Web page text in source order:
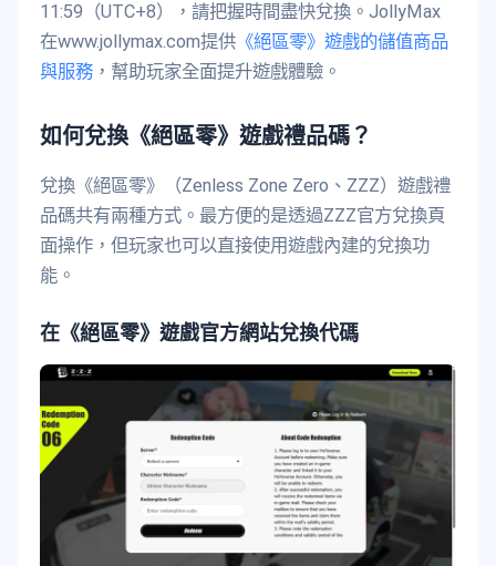
11:59（UTC+8），請把握時間盡快兌換。JollyMax
在www.jollymax.com提供 《絕區零》遊戲的儲值商品
與服務 ，幫助玩家全面提升遊戲體驗。
如何兌換《絕區零》遊戲禮品碼？
兌換《絕區零》（Zenless Zone Zero、ZZZ）遊戲禮
品碼共有兩種方式。最方便的是透過ZZZ官方兌換頁
面操作，但玩家也可以直接使用遊戲內建的兌換功
能。
在《絕區零》遊戲官方網站兌換代碼